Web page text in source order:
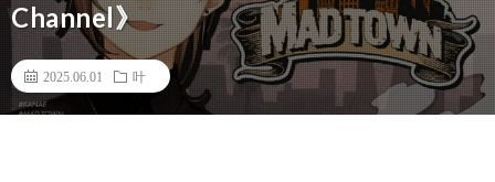
Channel》
2025.06.01 叶